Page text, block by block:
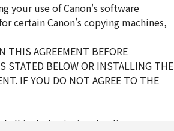
your use of Canon's software
certain Canon's copying machines,
THIS AGREEMENT BEFORE
STATED BELOW OR INSTALLING THE
IF YOU DO NOT AGREE TO THE
include storing, loading,